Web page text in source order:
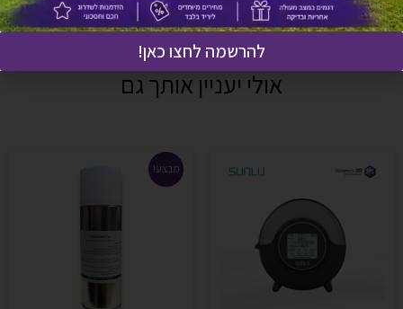
אולי יעניין אותך גם
מבצע!
להרשמה לחצו כאן!